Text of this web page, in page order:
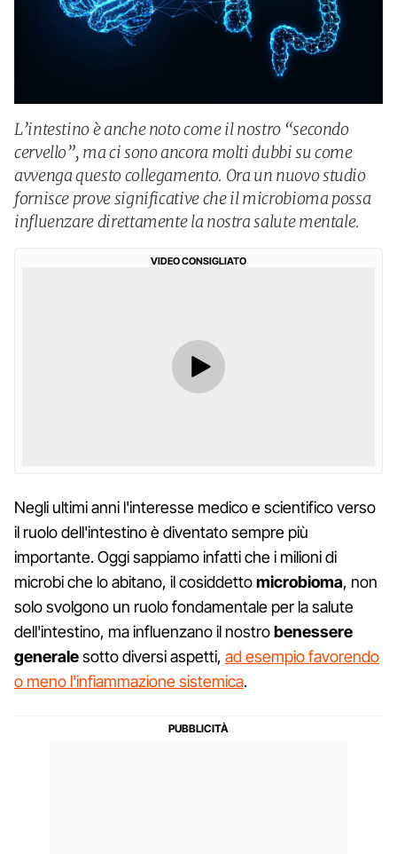
L’intestino è anche noto come il nostro “secondo
cervello”, ma ci sono ancora molti dubbi su come
avvenga questo collegamento. Ora un nuovo studio
fornisce prove significative che il microbioma possa
influenzare direttamente la nostra salute mentale.
VIDEO CONSIGLIATO
Negli ultimi anni l'interesse medico e scientifico verso
il ruolo dell'intestino è diventato sempre più
importante. Oggi sappiamo infatti che i milioni di
microbi che lo abitano, il cosiddettomicrobioma, non
solo svolgono un ruolo fondamentale per la salute
dell'intestino, ma influenzano il nostrobenessere
generalesotto diversi aspetti, ad esempio favorendo
o meno l'infiammazione sistemica.